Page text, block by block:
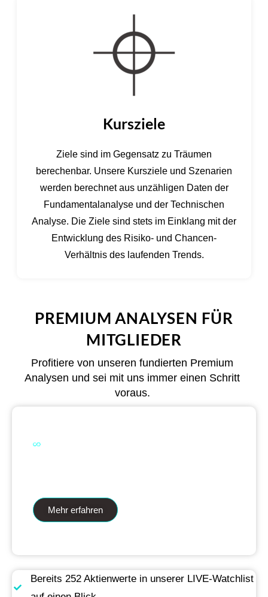
Kursziele
Ziele sind im Gegensatz zu Träumen
berechenbar. Unsere Kursziele und Szenarien
werden berechnet aus unzähligen Daten der
Fundamentalanalyse und der Technischen
Analyse. Die Ziele sind stets im Einklang mit der
Entwicklung des Risiko- und Chancen-
Verhältnis des laufenden Trends.
PREMIUM ANALYSEN FÜR
MITGLIEDER
Profitiere von unseren fundierten Premium
Analysen und sei mit uns immer einen Schritt
voraus.
Mehr erfahren
Bereits 252 Aktienwerte in unserer LIVE-Watchlist